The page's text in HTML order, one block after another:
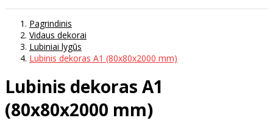
Pagrindinis
Vidaus dekorai
Lubiniai lygūs
Lubinis dekoras A1 (80x80x2000 mm)
Lubinis dekoras A1
(80x80x2000 mm)